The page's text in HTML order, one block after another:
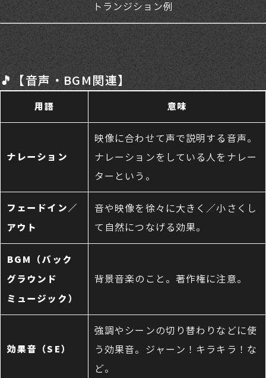
トランジション例
🎵【音声・BGM関連】
用語 意味
ナレーション
映像に合わせて声で説明する音声。
ナレーションをしている人をナレー
ターという。
フェードイン／
アウト
音や映像を徐々に大きく／小さくし
て自然につなげる効果。
BGM（バック
グラウンド
ミュージック）
背景音楽のこと。著作権に注意。
効果音（SE）
強調やシーンの切り替わりなどに使
う効果音。ジャーン！キラキラ！な
ど。